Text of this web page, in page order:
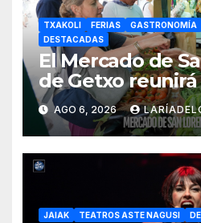
TXAKOLI FERIAS GASTRONOMÍA
DESTACADAS
El Mercado de
de Getxo reunirá
productores del
AGO 6, 2026
JAIAK TEATROS ASTE NAGUSI